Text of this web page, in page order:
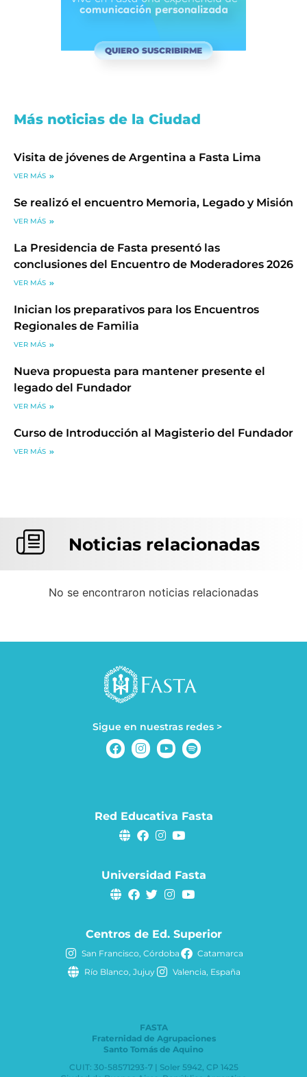
QUIERO SUSCRIBIRME
Más noticias de la Ciudad
Visita de jóvenes de Argentina a Fasta Lima
VER MÁS
Se realizó el encuentro Memoria, Legado y Misión
VER MÁS
La Presidencia de Fasta presentó las
conclusiones del Encuentro de Moderadores 2026
VER MÁS
Inician los preparativos para los Encuentros
Regionales de Familia
VER MÁS
Nueva propuesta para mantener presente el
legado del Fundador
VER MÁS
Curso de Introducción al Magisterio del Fundador
VER MÁS
Noticias relacionadas
No se encontraron noticias relacionadas
Sigue en nuestras redes >
Red Educativa Fasta
Universidad Fasta
Centros de Ed. Superior
San Francisco, Córdoba
Catamarca
Río Blanco, Jujuy
Valencia, España
FASTA
Fraternidad de Agrupaciones
Santo Tomás de Aquino
CUIT: 30-58571293-7 | Soler 5942, CP 1425